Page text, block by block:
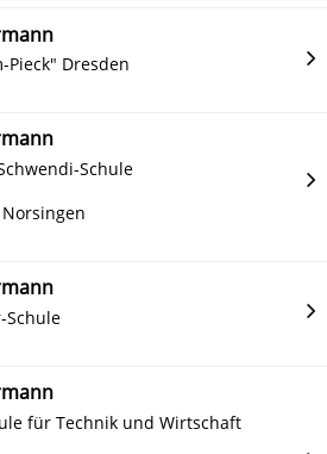
Pieck" Dresden
Schule
Schule
für Technik und Wirtschaft